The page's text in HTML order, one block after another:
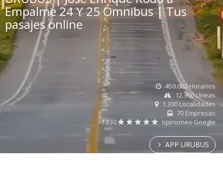
Empalme 24 Y 25 Ómnibus | Tus
pasajes online
450.000 Horarios
12.300 Líneas
1.300 Localidades
70 Empresas
1.230
opiniones Google
APP URUBUS